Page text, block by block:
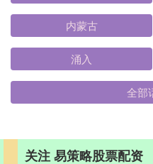
内蒙古
涌入
全部
关注 易策略股票配资